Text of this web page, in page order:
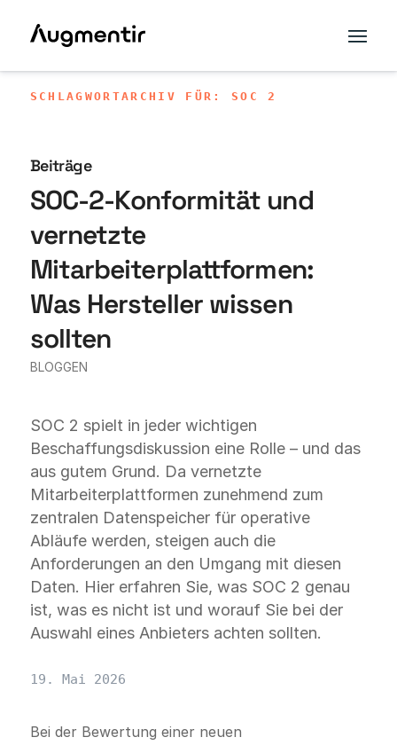
SCHLAGWORTARCHIV FÜR: SOC 2
Beiträge
SOC-2-Konformität und
vernetzte
Mitarbeiterplattformen:
Was Hersteller wissen
sollten
BLOGGEN
SOC 2 spielt in jeder wichtigen
Beschaffungsdiskussion eine Rolle – und das
aus gutem Grund. Da vernetzte
Mitarbeiterplattformen zunehmend zum
zentralen Datenspeicher für operative
Abläufe werden, steigen auch die
Anforderungen an den Umgang mit diesen
Daten. Hier erfahren Sie, was SOC 2 genau
ist, was es nicht ist und worauf Sie bei der
Auswahl eines Anbieters achten sollten.
19. Mai 2026
Bei der Bewertung einer neuen